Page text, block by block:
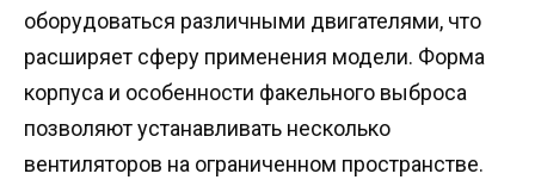
оборудоваться различными двигателями, что
расширяет сферу применения модели. Форма
корпуса и особенности факельного выброса
позволяют устанавливать несколько
вентиляторов на ограниченном пространстве.